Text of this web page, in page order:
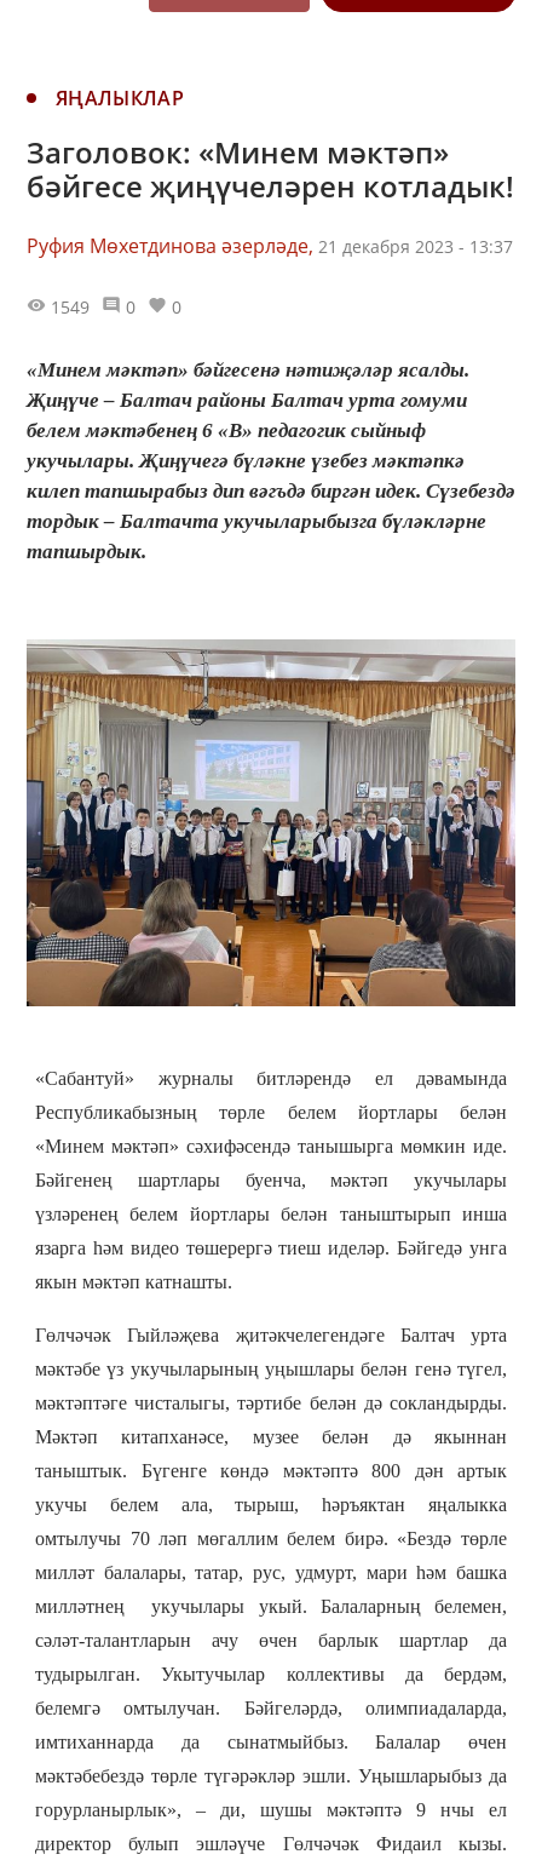
ЯҢАЛЫКЛАР
Заголовок: «Минем мәктәп»
бәйгесе җиңүчеләрен котладык!
Руфия Мөхетдинова әзерләде, 21 декабря 2023 - 13:37
1549 0 0
«Минем мәктәп» бәйгесенә нәтиҗәләр ясалды.
Җиңүче – Балтач районы Балтач урта гомуми
белем мәктәбенең 6 «В» педагогик сыйныф
укучылары. Җиңүчегә бүләкне үзебез мәктәпкә
килеп тапшырабыз дип вәгъдә биргән идек. Сүзебездә
тордык – Балтачта укучыларыбызга бүләкләрне
тапшырдык.
«Сабантуй» журналы битләрендә ел дәвамында
Республикабызның төрле белем йортлары белән
«Минем мәктәп» сәхифәсендә танышырга мөмкин иде.
Бәйгенең шартлары буенча, мәктәп укучылары
үзләренең белем йортлары белән таныштырып инша
язарга һәм видео төшерергә тиеш иделәр. Бәйгедә унга
якын мәктәп катнашты.
Гөлчәчәк Гыйләҗева җитәкчелегендәге Балтач урта
мәктәбе үз укучыларының уңышлары белән генә түгел,
мәктәптәге чисталыгы, тәртибе белән дә сокландырды.
Мәктәп китапханәсе, музее белән дә якыннан
таныштык. Бүгенге көндә мәктәптә 800 дән артык
укучы белем ала, тырыш, һәръяктан яңалыкка
омтылучы 70 ләп мөгаллим белем бирә. «Бездә төрле
милләт балалары, татар, рус, удмурт, мари һәм башка
милләтнең укучылары укый. Балаларның белемен,
сәләт-талантларын ачу өчен барлык шартлар да
тудырылган. Укытучылар коллективы да бердәм,
белемгә омтылучан. Бәйгеләрдә, олимпиадаларда,
имтиханнарда да сынатмыйбыз. Балалар өчен
мәктәбебездә төрле түгәрәкләр эшли. Уңышларыбыз да
горурланырлык», – ди, шушы мәктәптә 9 нчы ел
директор булып эшләүче Гөлчәчәк Фидаил кызы.